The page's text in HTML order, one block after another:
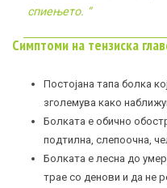
спиењето. “
Симптоми на тензиска
Постојана тапа болка
зголемува како
Болката е обично
подтилна, слепоочна,
Болката е лесна до
трае со денови и да не